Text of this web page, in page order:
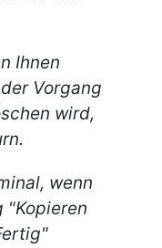
Ihnen
Vorgang
wird,
wenn
"Kopieren